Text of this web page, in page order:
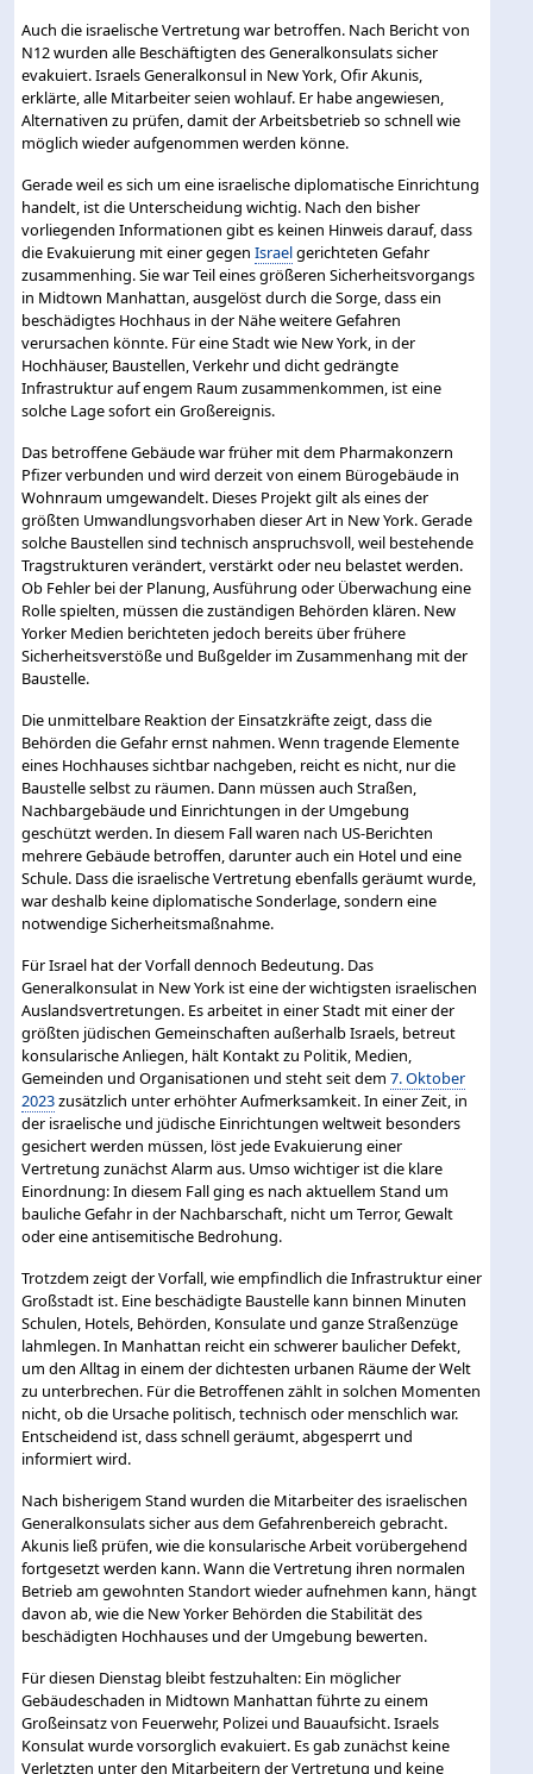
Auch die israelische Vertretung war betroffen. Nach Bericht von
N12 wurden alle Beschäftigten des Generalkonsulats sicher
evakuiert. Israels Generalkonsul in New York, Ofir Akunis,
erklärte, alle Mitarbeiter seien wohlauf. Er habe angewiesen,
Alternativen zu prüfen, damit der Arbeitsbetrieb so schnell wie
möglich wieder aufgenommen werden könne.
Gerade weil es sich um eine israelische diplomatische Einrichtung
handelt, ist die Unterscheidung wichtig. Nach den bisher
vorliegenden Informationen gibt es keinen Hinweis darauf, dass
die Evakuierung mit einer gegenIsraelgerichteten Gefahr
zusammenhing. Sie war Teil eines größeren Sicherheitsvorgangs
in Midtown Manhattan, ausgelöst durch die Sorge, dass ein
beschädigtes Hochhaus in der Nähe weitere Gefahren
verursachen könnte. Für eine Stadt wie New York, in der
Hochhäuser, Baustellen, Verkehr und dicht gedrängte
Infrastruktur auf engem Raum zusammenkommen, ist eine
solche Lage sofort ein Großereignis.
Das betroffene Gebäude war früher mit dem Pharmakonzern
Pfizer verbunden und wird derzeit von einem Bürogebäude in
Wohnraum umgewandelt. Dieses Projekt gilt als eines der
größten Umwandlungsvorhaben dieser Art in New York. Gerade
solche Baustellen sind technisch anspruchsvoll, weil bestehende
Tragstrukturen verändert, verstärkt oder neu belastet werden.
Ob Fehler bei der Planung, Ausführung oder Überwachung eine
Rolle spielten, müssen die zuständigen Behörden klären. New
Yorker Medien berichteten jedoch bereits über frühere
Sicherheitsverstöße und Bußgelder im Zusammenhang mit der
Baustelle.
Die unmittelbare Reaktion der Einsatzkräfte zeigt, dass die
Behörden die Gefahr ernst nahmen. Wenn tragende Elemente
eines Hochhauses sichtbar nachgeben, reicht es nicht, nur die
Baustelle selbst zu räumen. Dann müssen auch Straßen,
Nachbargebäude und Einrichtungen in der Umgebung
geschützt werden. In diesem Fall waren nach US-Berichten
mehrere Gebäude betroffen, darunter auch ein Hotel und eine
Schule. Dass die israelische Vertretung ebenfalls geräumt wurde,
war deshalb keine diplomatische Sonderlage, sondern eine
notwendige Sicherheitsmaßnahme.
Für Israel hat der Vorfall dennoch Bedeutung. Das
Generalkonsulat in New York ist eine der wichtigsten israelischen
Auslandsvertretungen. Es arbeitet in einer Stadt mit einer der
größten jüdischen Gemeinschaften außerhalb Israels, betreut
konsularische Anliegen, hält Kontakt zu Politik, Medien,
Gemeinden und Organisationen und steht seit dem7. Oktober
2023zusätzlich unter erhöhter Aufmerksamkeit. In einer Zeit, in
der israelische und jüdische Einrichtungen weltweit besonders
gesichert werden müssen, löst jede Evakuierung einer
Vertretung zunächst Alarm aus. Umso wichtiger ist die klare
Einordnung: In diesem Fall ging es nach aktuellem Stand um
bauliche Gefahr in der Nachbarschaft, nicht um Terror, Gewalt
oder eine antisemitische Bedrohung.
Trotzdem zeigt der Vorfall, wie empfindlich die Infrastruktur einer
Großstadt ist. Eine beschädigte Baustelle kann binnen Minuten
Schulen, Hotels, Behörden, Konsulate und ganze Straßenzüge
lahmlegen. In Manhattan reicht ein schwerer baulicher Defekt,
um den Alltag in einem der dichtesten urbanen Räume der Welt
zu unterbrechen. Für die Betroffenen zählt in solchen Momenten
nicht, ob die Ursache politisch, technisch oder menschlich war.
Entscheidend ist, dass schnell geräumt, abgesperrt und
informiert wird.
Nach bisherigem Stand wurden die Mitarbeiter des israelischen
Generalkonsulats sicher aus dem Gefahrenbereich gebracht.
Akunis ließ prüfen, wie die konsularische Arbeit vorübergehend
fortgesetzt werden kann. Wann die Vertretung ihren normalen
Betrieb am gewohnten Standort wieder aufnehmen kann, hängt
davon ab, wie die New Yorker Behörden die Stabilität des
beschädigten Hochhauses und der Umgebung bewerten.
Für diesen Dienstag bleibt festzuhalten: Ein möglicher
Gebäudeschaden in Midtown Manhattan führte zu einem
Großeinsatz von Feuerwehr, Polizei und Bauaufsicht. Israels
Konsulat wurde vorsorglich evakuiert. Es gab zunächst keine
Verletzten unter den Mitarbeitern der Vertretung und keine